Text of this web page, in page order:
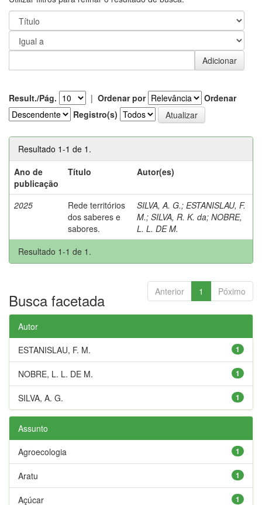
Result./Pág. | Ordenar por
Ordenar
Registro(s)
Resultado 1-1 de 1.
Ano de
publicação
Título Autor(es)
2025
Rede territórios
dos saberes e
sabores.
SILVA, A. G.; ESTANISLAU, F.
M.; SILVA, R. K. da; NOBRE,
L. L. DE M.
Resultado 1-1 de 1.
Anterior 1 Póximo
Busca facetada
Autor
1
ESTANISLAU, F. M.
1
NOBRE, L. L. DE M.
1
SILVA, A. G.
Assunto
1
Agroecologia
1
Aratu
1
Açúcar